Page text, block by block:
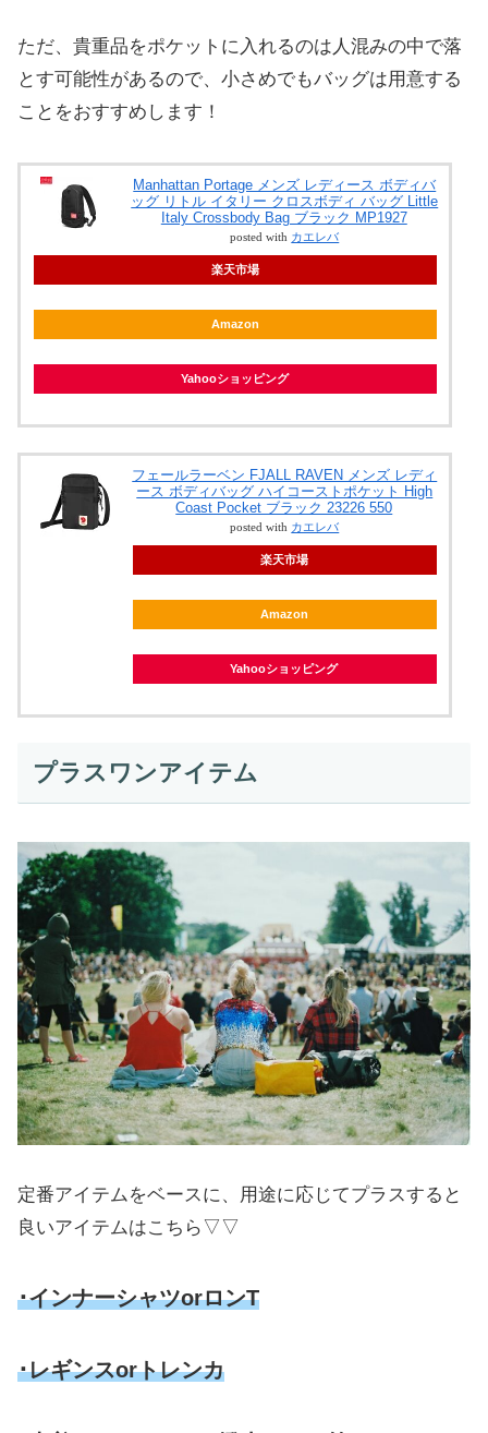
ただ、貴重品をポケットに入れるのは人混みの中で落
とす可能性があるので、小さめでもバッグは用意する
ことをおすすめします！
Manhattan Portage メンズ レディース ボディバ
ッグ リトル イタリー クロスボディ バッグ Little
Italy Crossbody Bag ブラック MP1927
posted with カエレバ
楽天市場
Amazon
Yahooショッピング
フェールラーベン FJALL RAVEN メンズ レディ
ース ボディバッグ ハイコーストポケット High
Coast Pocket ブラック 23226 550
posted with カエレバ
楽天市場
Amazon
Yahooショッピング
プラスワンアイテム
定番アイテムをベースに、用途に応じてプラスすると
良いアイテムはこちら▽▽
･インナーシャツorロンT
･レギンスorトレンカ